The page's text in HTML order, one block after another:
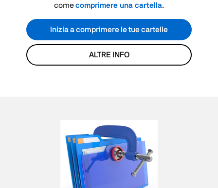
comecomprimere una cartella.
Inizia a comprimere le tue cartelle
ALTRE INFO